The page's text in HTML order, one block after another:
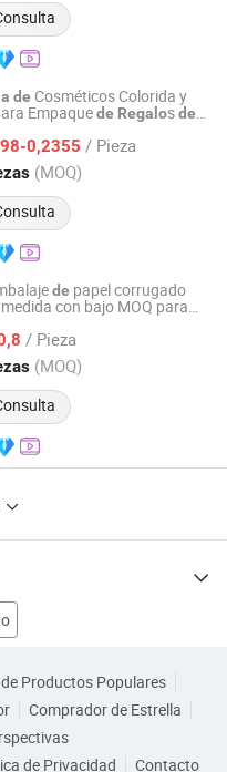
de Cosméticos Colorida y
Empaquede Regalosde
0,2355 / Pieza
(MOQ)
Co., Ltd.
2026
de papel corrugado
con bajo MOQ para
/ Pieza
(MOQ)
2024
Productos Populares
Comprador de Estrella
de Privacidad Contacto